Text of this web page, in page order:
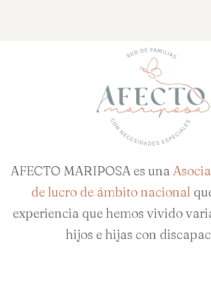
AFECTO MARIPOSA es una
de lucro de ámbito nacional
experiencia que hemos vivido
hijos e hijas con